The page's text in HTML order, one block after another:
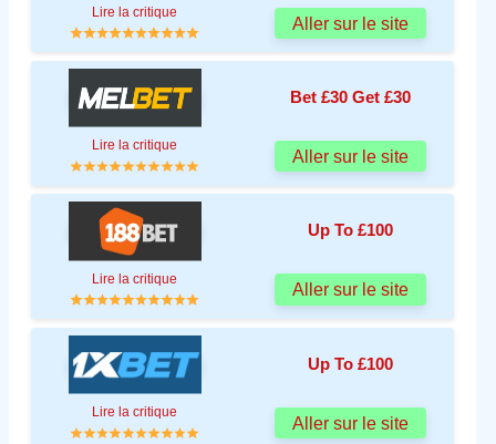
Lire la critique
Aller sur le site
Bet £30 Get £30
Lire la critique
Aller sur le site
Up To £100
Lire la critique
Aller sur le site
Up To £100
Lire la critique
Aller sur le site